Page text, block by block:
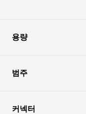
용량
범주
커넥터